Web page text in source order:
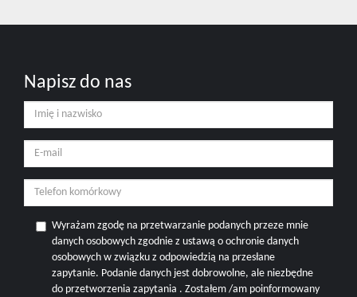
Napisz do nas
Wyrażam zgodę na przetwarzanie podanych przeze mnie
danych osobowych zgodnie z ustawą o ochronie danych
osobowych w związku z odpowiedzią na przesłane
zapytanie. Podanie danych jest dobrowolne, ale niezbędne
do przetworzenia zapytania . Zostałem /am poinformowany